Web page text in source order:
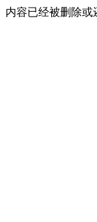
内容已经被删除或